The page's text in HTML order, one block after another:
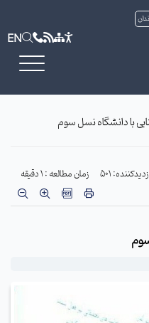
EN
با دانشگاه نسل سوم
501 زمان مطالعه : 1 دقیقه